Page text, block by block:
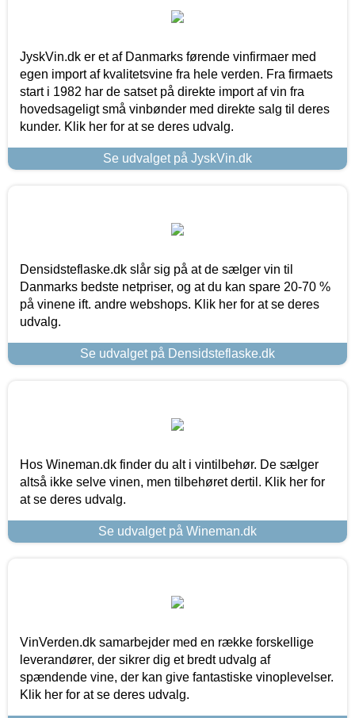
JyskVin.dk er et af Danmarks førende vinfirmaer med
egen import af kvalitetsvine fra hele verden. Fra firmaets
start i 1982 har de satset på direkte import af vin fra
hovedsageligt små vinbønder med direkte salg til deres
kunder. Klik her for at se deres udvalg.
Se udvalget på JyskVin.dk
Densidsteflaske.dk slår sig på at de sælger vin til
Danmarks bedste netpriser, og at du kan spare 20-70 %
på vinene ift. andre webshops. Klik her for at se deres
udvalg.
Se udvalget på Densidsteflaske.dk
Hos Wineman.dk finder du alt i vintilbehør. De sælger
altså ikke selve vinen, men tilbehøret dertil. Klik her for
at se deres udvalg.
Se udvalget på Wineman.dk
VinVerden.dk samarbejder med en række forskellige
leverandører, der sikrer dig et bredt udvalg af
spændende vine, der kan give fantastiske vinoplevelser.
Klik her for at se deres udvalg.